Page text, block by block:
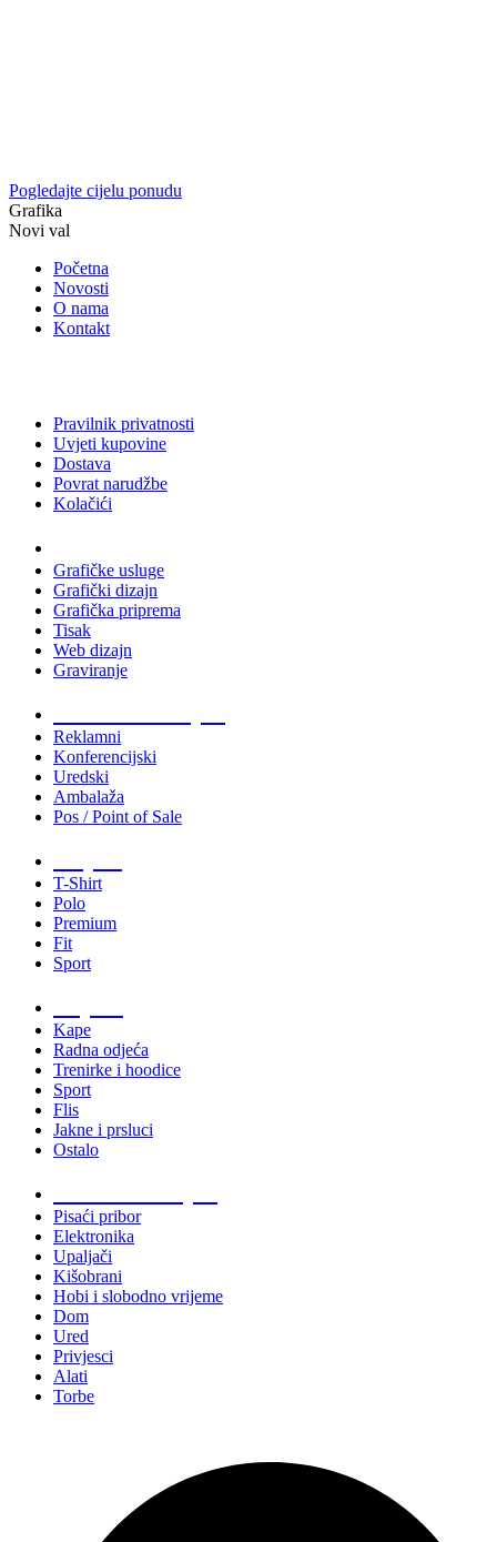
Pogledajte cijelu ponudu
Grafika
Novi val
Početna
Novosti
O nama
Kontakt
Pravilnik privatnosti
Uvjeti kupovine
Dostava
Povrat narudžbe
Kolačići
Grafičke usluge
Grafički dizajn
Grafička priprema
Tisak
Web dizajn
Graviranje
Reklamni
Konferencijski
Uredski
Ambalaža
Pos / Point of Sale
T-Shirt
Polo
Premium
Fit
Sport
Kape
Radna odjeća
Trenirke i hoodice
Sport
Flis
Jakne i prsluci
Ostalo
Pisaći pribor
Elektronika
Upaljači
Kišobrani
Hobi i slobodno vrijeme
Dom
Ured
Privjesci
Alati
Torbe